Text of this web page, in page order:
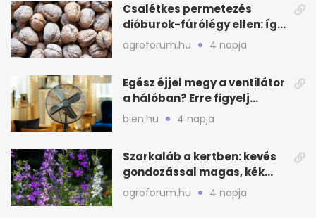
Csalétkes permetezés
dióburok-fúrólégy ellen: így
csináld a kertben
agroforum.hu 4 napja
Egész éjjel megy a ventilátor
a hálóban? Erre figyelj
alvásnál nyáron
bien.hu 4 napja
Szarkaláb a kertben: kevés
gondozással magas, kék
virágfalat ad
agroforum.hu 4 napja